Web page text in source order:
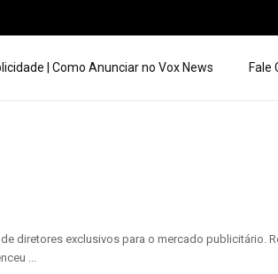
| Como Anunciar no Vox News Fale
diretores exclusivos para o mercado publicitário.
...